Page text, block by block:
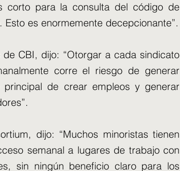
corto para la consulta del código de
es enormemente decepcionante”.
CBI, dijo: “Otorgar a cada sindicato
corre el riesgo de generar
de crear empleos y generar
dijo: “Muchos minoristas tienen
semanal a lugares de trabajo con
sin ningún beneficio claro para los